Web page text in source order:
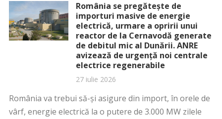
România se pregătește de
importuri masive de energie
electrică, urmare a opririi unui
reactor de la Cernavodă generate
de debitul mic al Dunării. ANRE
avizează de urgență noi centrale
electrice regenerabile
27 iulie 2026
România va trebui să-și asigure din import, în orele de
vârf, energie electrică la o putere de 3.000 MW zilele